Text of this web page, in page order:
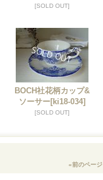
[SOLD OUT]
BOCH社花柄カップ&
ソーサー[ki18-034]
[SOLD OUT]
«前のページ